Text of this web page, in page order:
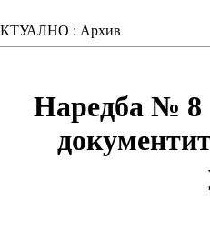
: Архив
Наредба № 8